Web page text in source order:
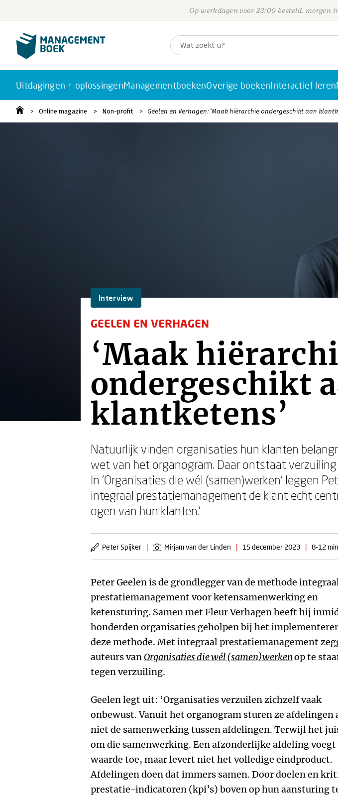
Op werkdagen voor 23:00 besteld, morgen
Uitdagingen + oplossingenManagementboekenOverige boekenInteractief leren
Online magazine Non-profit Geelen en Verhagen: ‘Maak hiërarchie ondergeschikt aan
Interview
GEELEN EN VERHAGEN
‘Maak
ondergeschikt
klantketens’
Natuurlijk vinden organisaties hun klanten
wet van het organogram. Daar ontstaat
In ‘Organisaties die wél (samen)werken’ leggen
integraal prestatiemanagement de klant echt
ogen van hun klanten.’
Peter Spijker | Mirjam van der Linden | 15 december 2023 | 8-12
Peter Geelen is de grondlegger van de methode
prestatiemanagement voor ketensamenwerking en
ketensturing. Samen met Fleur Verhagen heeft hij
honderden organisaties geholpen bij het
deze methode. Met integraal prestatiemanagement
auteurs vanOrganisaties die wél (samen)werkenop te
tegen verzuiling.
Geelen legt uit: ‘Organisaties verzuilen zichzelf vaak
onbewust. Vanuit het organogram sturen ze afdelingen
niet de samenwerking tussen afdelingen. Terwijl het
om die samenwerking. Een afzonderlijke afdeling voegt
waarde toe, maar levert niet het volledige eindproduct.
Afdelingen doen dat immers samen. Door doelen en
prestatie-indicatoren (kpi’s) boven op hun aansturing